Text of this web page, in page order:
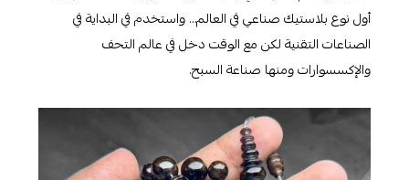
أول نوع بلاستيك صناعي في العالم… واستخدم في البداية في
الصناعات التقنية لكن مع الوقت دخل في عالم التحف
والإكسسوارات ومنها صناعة السبح.